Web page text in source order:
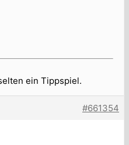
ein Tippspiel.
#661354